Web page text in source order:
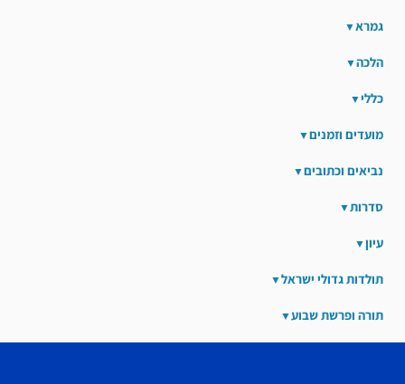
גמרא
הלכה
כללי
מועדים וזמנים
נביאים וכתובים
סדרות
עיון
תולדות גדולי ישראל
תורה ופרשת שבוע